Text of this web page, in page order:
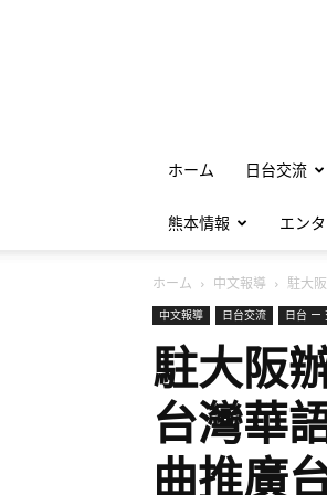
ホーム 日台交流
熊本情報 エン
ホーム 中文報導 駐大
中文報導 日台交流 日台 ー
駐大阪
台灣華
曲推廣